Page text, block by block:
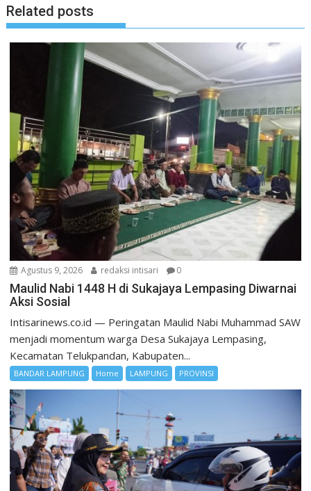
Related posts
Agustus 9, 2026 redaksi intisari 0
Maulid Nabi 1448 H di Sukajaya Lempasing Diwarnai
Aksi Sosial
Intisarinews.co.id — Peringatan Maulid Nabi Muhammad SAW
menjadi momentum warga Desa Sukajaya Lempasing,
Kecamatan Telukpandan, Kabupaten...
BANDAR LAMPUNG Home LAMPUNG PROVINSI